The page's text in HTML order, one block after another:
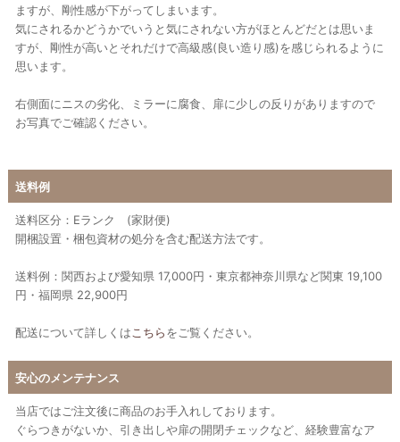
ますが、剛性感が下がってしまいます。
気にされるかどうかでいうと気にされない方がほとんどだとは思いま
すが、剛性が高いとそれだけで高級感(良い造り感)を感じられるように
思います。
右側面にニスの劣化、ミラーに腐食、扉に少しの反りがありますので
お写真でご確認ください。
送料例
送料区分：Eランク (家財便)
開梱設置・梱包資材の処分を含む配送方法です。
送料例：関西および愛知県 17,000円・東京都神奈川県など関東 19,100
円・福岡県 22,900円
配送について詳しくは こちらをご覧ください。
安心のメンテナンス
当店ではご注文後に商品のお手入れしております。
ぐらつきがないか、引き出しや扉の開閉チェックなど、経験豊富なア